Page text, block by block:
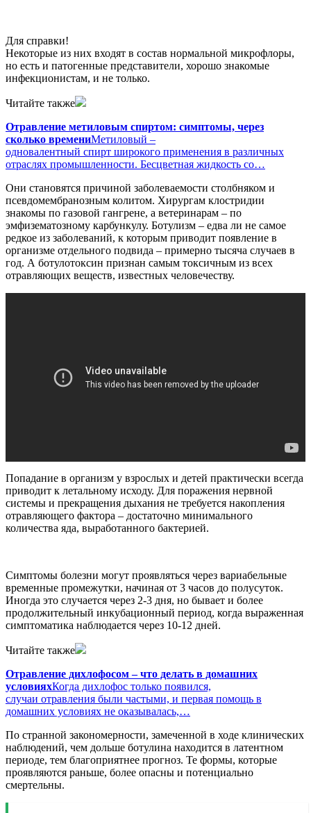
Для справки!
Некоторые из них входят в состав нормальной микрофлоры,
но есть и патогенные представители, хорошо знакомые
инфекционистам, и не только.
Читайте также
Отравление метиловым спиртом: симптомы, через
сколько времениМетиловый –
одновалентный спирт широкого применения в различных
отраслях промышленности. Бесцветная жидкость со…
Они становятся причиной заболеваемости столбняком и
псевдомембранозным колитом. Хирургам клостридии
знакомы по газовой гангрене, а ветеринарам – по
эмфизематозному карбункулу. Ботулизм – едва ли не самое
редкое из заболеваний, к которым приводит появление в
организме отдельного подвида – примерно тысяча случаев в
год. А ботулотоксин признан самым токсичным из всех
отравляющих веществ, известных человечеству.
Попадание в организм у взрослых и детей практически всегда
приводит к летальному исходу. Для поражения нервной
системы и прекращения дыхания не требуется накопления
отравляющего фактора – достаточно минимального
количества яда, выработанного бактерией.
Симптомы болезни могут проявляться через вариабельные
временные промежутки, начиная от 3 часов до полусуток.
Иногда это случается через 2-3 дня, но бывает и более
продолжительный инкубационный период, когда выраженная
симптоматика наблюдается через 10-12 дней.
Читайте также
Отравление дихлофосом – что делать в домашних
условияхКогда дихлофос только появился,
случаи отравления были частыми, и первая помощь в
домашних условиях не оказывалась,…
По странной закономерности, замеченной в ходе клинических
наблюдений, чем дольше ботулина находится в латентном
периоде, тем благоприятнее прогноз. Те формы, которые
проявляются раньше, более опасны и потенциально
смертельны.